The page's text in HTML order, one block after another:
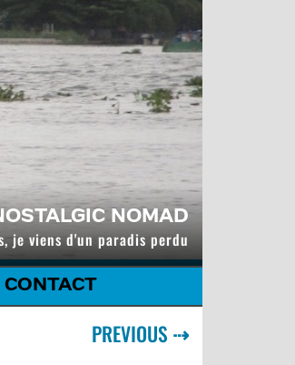
NOMAD
je viens d'un paradis perdu
CONTACT
PREVIOUS ⇢